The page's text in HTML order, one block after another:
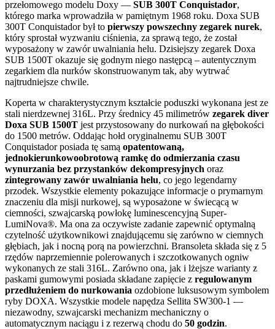
przełomowego modelu Doxy — SUB 300T Conquistador,
którego marka wprowadziła w pamiętnym 1968 roku. Doxa SUB
300T Conquistador był to pierwszy powszechny zegarek nurek,
który sprostał wyzwaniu ciśnienia, za sprawą tego, że został
wyposażony w zawór uwalniania helu. Dzisiejszy zegarek Doxa
SUB 1500T okazuje się godnym niego następcą – autentycznym
zegarkiem dla nurków skonstruowanym tak, aby wytrwać
najtrudniejsze chwile.
Koperta w charakterystycznym kształcie poduszki wykonana jest ze
stali nierdzewnej 316L. Przy średnicy 45 milimetrów zegarek diver
Doxa SUB 1500T jest przystosowany do nurkowań na głębokości
do 1500 metrów. Oddając hołd oryginalnemu SUB 300T
Conquistador posiada tę samą opatentowaną,
jednokierunkowoobrotową ramkę do odmierzania czasu
wynurzania bez przystanków dekompresyjnych oraz
zintegrowany zawór uwalniania helu, co jego legendarny
przodek. Wszystkie elementy pokazujące informacje o prymarnym
znaczeniu dla misji nurkowej, są wyposażone w świecącą w
ciemności, szwajcarską powłokę luminescencyjną Super-
LumiNova®. Ma ona za oczywiste zadanie zapewnić optymalną
czytelność użytkownikowi znajdującemu się zarówno w ciemnych
głębiach, jak i nocną porą na powierzchni. Bransoleta składa się z 5
rzędów naprzemiennie polerowanych i szczotkowanych ogniw
wykonanych ze stali 316L. Zarówno ona, jak i lżejsze warianty z
paskami gumowymi posiada składane zapięcie z regulowanym
przedłużeniem do nurkowania ozdobione luksusowym symbolem
ryby DOXA. Wszystkie modele napędza Sellita SW300-1 —
niezawodny, szwajcarski mechanizm mechaniczny o
automatycznym naciągu i z rezerwą chodu do 50 godzin.